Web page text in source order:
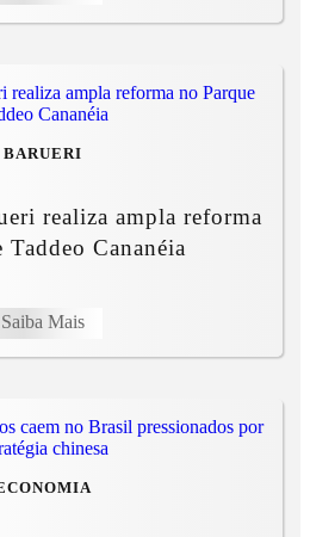
BARUERI
realiza ampla reforma
Taddeo Cananéia
Saiba Mais